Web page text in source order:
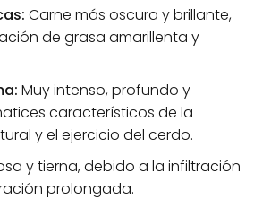
Carne más oscura y brillante,
de grasa amarillenta y
Muy intenso, profundo y
característicos de la
y el ejercicio del cerdo.
y tierna, debido a la infiltración
prolongada.